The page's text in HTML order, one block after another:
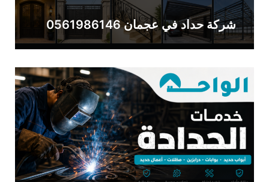
شركة حداد في عجمان 0561986146